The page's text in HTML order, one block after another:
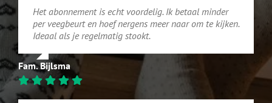
Het abonnement is echt voordelig. Ik betaal minder
per veegbeurt en hoef nergens meer naar om te kijken.
Ideaal als je regelmatig stookt.
Fam. Bijlsma